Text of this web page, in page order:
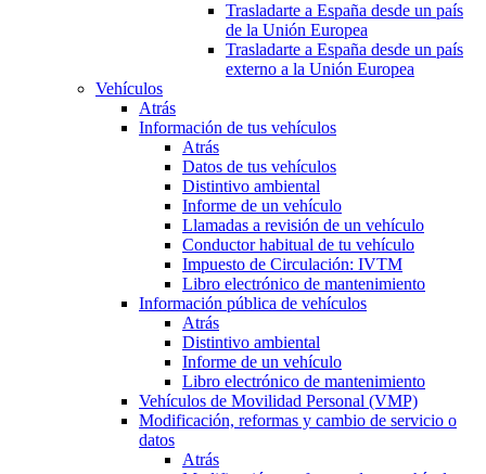
Trasladarte a España desde un país
de la Unión Europea
Trasladarte a España desde un país
externo a la Unión Europea
Vehículos
Atrás
Información de tus vehículos
Atrás
Datos de tus vehículos
Distintivo ambiental
Informe de un vehículo
Llamadas a revisión de un vehículo
Conductor habitual de tu vehículo
Impuesto de Circulación: IVTM
Libro electrónico de mantenimiento
Información pública de vehículos
Atrás
Distintivo ambiental
Informe de un vehículo
Libro electrónico de mantenimiento
Vehículos de Movilidad Personal (VMP)
Modificación, reformas y cambio de servicio o
datos
Atrás